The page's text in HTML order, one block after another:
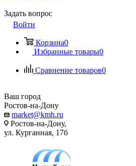
Задать вопрос
Войти
Корзина0
Избранные товары0
Сравнение товаров0
Ваш город
Ростов-на-Дону
market@kmh.ru
Ростов-на-Дону,
ул. Курганная, 17б